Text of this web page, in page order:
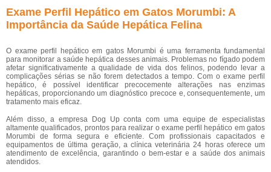
Exame Perfil Hepático em Gatos Morumbi: A
Importância da Saúde Hepática Felina
O exame perfil hepático em gatos Morumbi é uma ferramenta fundamental
para monitorar a saúde hepática desses animais. Problemas no fígado podem
afetar significativamente a qualidade de vida dos felinos, podendo levar a
complicações sérias se não forem detectados a tempo. Com o exame perfil
hepático, é possível identificar precocemente alterações nas enzimas
hepáticas, proporcionando um diagnóstico precoce e, consequentemente, um
tratamento mais eficaz.
Além disso, a empresa Dog Up conta com uma equipe de especialistas
altamente qualificados, prontos para realizar o exame perfil hepático em gatos
Morumbi de forma segura e eficiente. Com profissionais capacitados e
equipamentos de última geração, a clínica veterinária 24 horas oferece um
atendimento de excelência, garantindo o bem-estar e a saúde dos animais
atendidos.